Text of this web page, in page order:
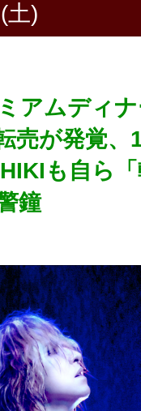
土)
アムディ
売が発覚、
も自ら
鐘